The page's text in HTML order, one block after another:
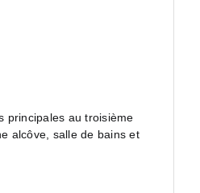
alcôve, salle de bains et